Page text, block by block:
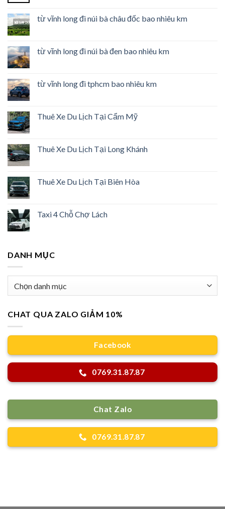
từ vĩnh long đi núi bà châu đốc bao nhiêu km
từ vĩnh long đi núi bà đen bao nhiêu km
từ vĩnh long đi tphcm bao nhiêu km
Thuê Xe Du Lịch Tại Cẩm Mỹ
Thuê Xe Du Lịch Tại Long Khánh
Thuê Xe Du Lịch Tại Biên Hòa
Taxi 4 Chỗ Chợ Lách
DANH MỤC
CHAT QUA ZALO GIẢM 10%
Facebook
0769.31.87.87
Chat Zalo
0769.31.87.87